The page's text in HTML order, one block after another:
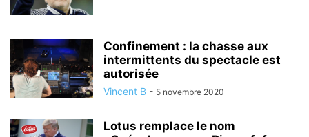
Confinement : la chasse aux
intermittents du spectacle est
autorisée
Vincent B - 5 novembre 2020
Lotus remplace le nom